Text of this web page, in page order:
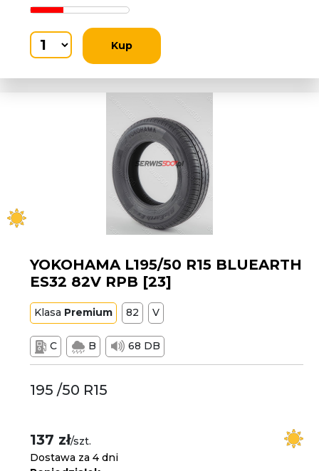
Kup
YOKOHAMA L195/50 R15 BLUEARTH
ES32 82V RPB [23]
Klasa Premium 82 V
C B 68 DB
195 /50 R15
137 zł/szt.
Dostawa za 4 dni